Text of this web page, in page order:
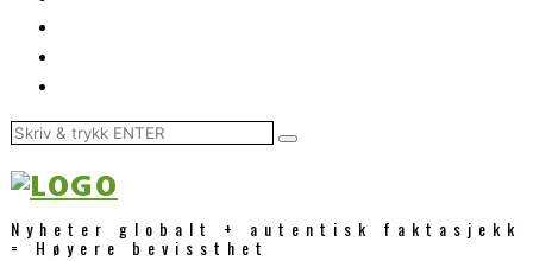
Nyheter globalt + autentisk faktasjekk
= Høyere bevissthet